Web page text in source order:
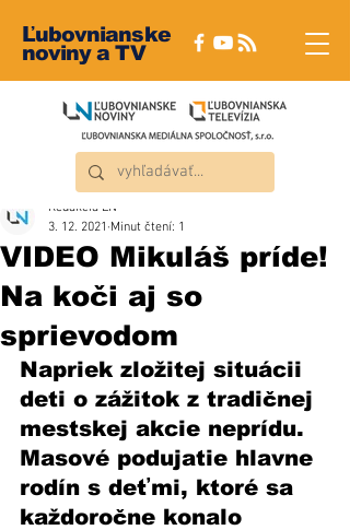
Ľubovnianske
noviny a TV
VIDEO Mikuláš príde!
Na koči aj so
sprievodom
Redakcia ĽN
3. 12. 2021 Minut čtení: 1
Napriek zložitej situácii
deti o zážitok z tradičnej
mestskej akcie neprídu.
Masové podujatie hlavne
rodín s deťmi, ktoré sa
každoročne konalo